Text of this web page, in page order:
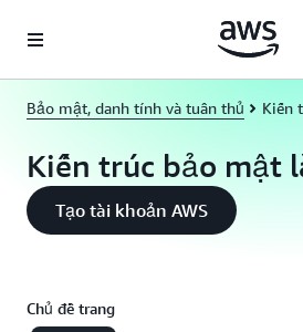
Bảo mật, danh tính và tuân thủ Kiến
Kiến trúc bảo mật
Tạo tài khoản AWS
Chủ đề trang